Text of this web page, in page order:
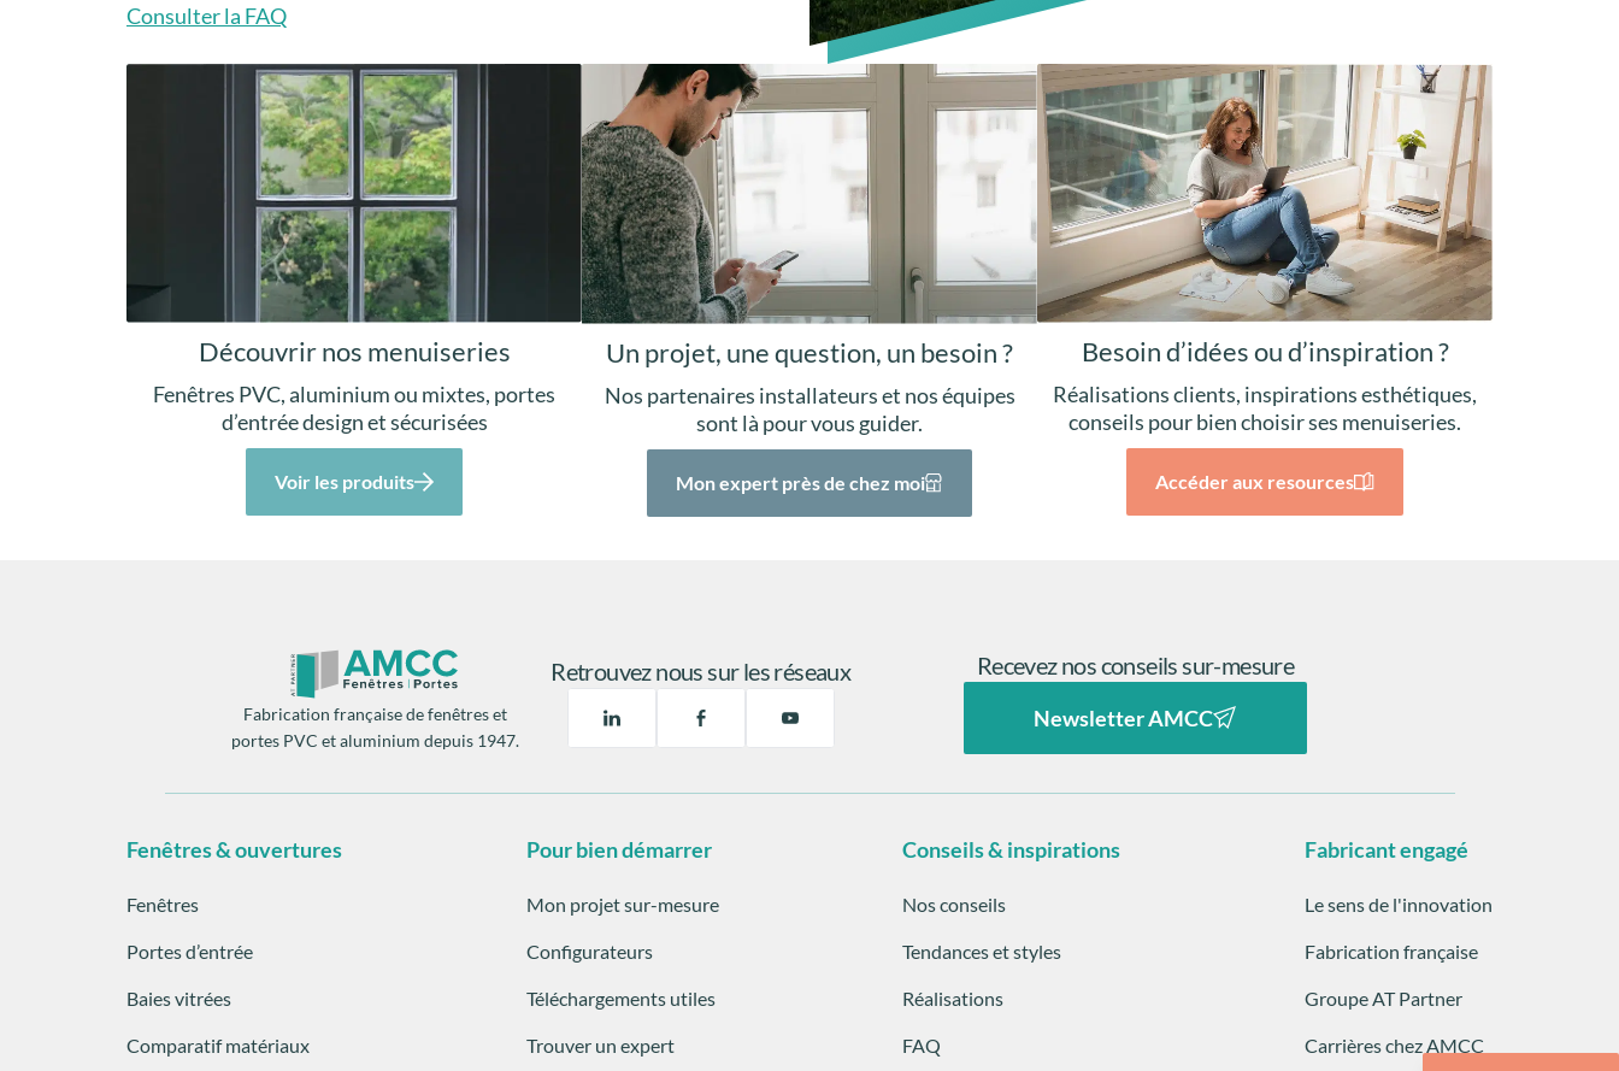
Consulter la FAQ
Découvrir nos menuiseries
Fenêtres PVC, aluminium ou mixtes, portes
d’entrée design et sécurisées
Voir les produits
Un projet, une question, un besoin ?
Nos partenaires installateurs et nos équipes
sont là pour vous guider.
Mon expert près de chez moi
Besoin d’idées ou d’inspiration ?
Réalisations clients, inspirations esthétiques,
conseils pour bien choisir ses menuiseries.
Accéder aux resources
Fabrication française de fenêtres et
portes PVC et aluminium depuis 1947.
Retrouvez nous sur les réseaux Recevez nos conseils sur-mesure
Newsletter AMCC
Fenêtres & ouvertures
Fenêtres
Portes d’entrée
Baies vitrées
Comparatif matériaux
Pour bien démarrer
Mon projet sur-mesure
Configurateurs
Téléchargements utiles
Trouver un expert
Conseils & inspirations
Nos conseils
Tendances et styles
Réalisations
FAQ
Fabricant engagé
Le sens de l'innovation
Fabrication française
Groupe AT Partner
Carrières chez AMCC